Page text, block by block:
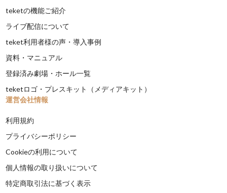
teketの機能ご紹介
ライブ配信について
teket利用者様の声・導入事例
資料・マニュアル
登録済み劇場・ホール一覧
teketロゴ・プレスキット（メディアキット）
運営会社情報
利用規約
プライバシーポリシー
Cookieの利用について
個人情報の取り扱いについて
特定商取引法に基づく表示